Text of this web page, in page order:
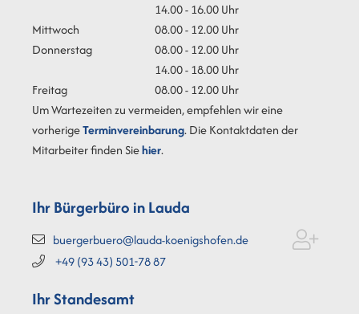
14.00 - 16.00 Uhr
Mittwoch
08.00 - 12.00 Uhr
Donnerstag
08.00 - 12.00 Uhr
14.00 - 18.00 Uhr
Freitag
08.00 - 12.00 Uhr
Um Wartezeiten zu vermeiden, empfehlen wir eine
vorherigeTerminvereinbarung. Die Kontaktdaten der
Mitarbeiter finden Siehier.
Ihr Bürgerbüro in Lauda
buergerbuero@lauda-koenigshofen.de
+49 (9343) 501-7887
Ihr Standesamt